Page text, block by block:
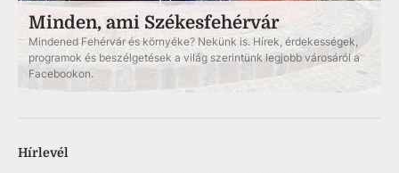
Minden, ami Székesfehérvár
Mindened Fehérvár és környéke? Nekünk is. Hírek, érdekességek,
programok és beszélgetések a világ szerintünk legjobb városáról a
Facebookon.
Hírlevél